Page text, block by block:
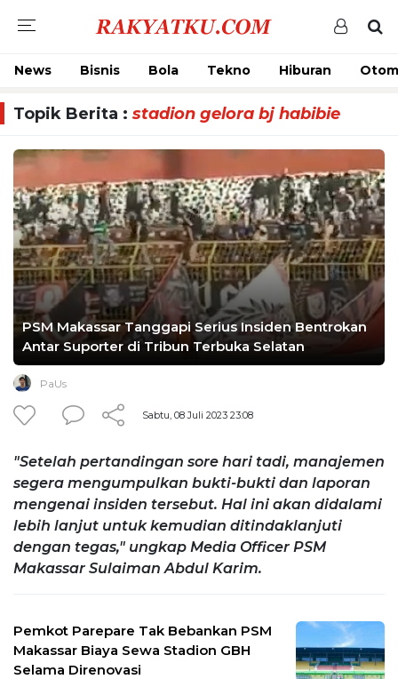
News Bisnis Bola Tekno Hiburan
Topik Berita : stadion gelora bj habibie
PSM Makassar Tanggapi Serius Insiden Bentrokan
Antar Suporter di Tribun Terbuka Selatan
PaUs
Sabtu, 08 Juli 2023 23:08
"Setelah pertandingan sore hari tadi, manajemen
segera mengumpulkan bukti-bukti dan laporan
mengenai insiden tersebut. Hal ini akan didalami
lebih lanjut untuk kemudian ditindaklanjuti
dengan tegas," ungkap Media Officer PSM
Makassar Sulaiman Abdul Karim.
Pemkot Parepare Tak Bebankan PSM
Makassar Biaya Sewa Stadion GBH
Selama Direnovasi